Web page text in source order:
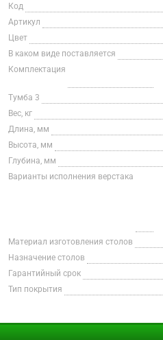
Код
Артикул
Цвет
В каком виде поставляется
Комплектация
Тумба 3
Вес, кг
Длина, мм
Высота, мм
Глубина, мм
Варианты исполнения верстака
Материал изготовления столов
Назначение столов
Гарантийный срок
Тип покрытия